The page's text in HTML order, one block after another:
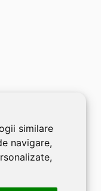
similare
navigare,
2005, Cap Social: